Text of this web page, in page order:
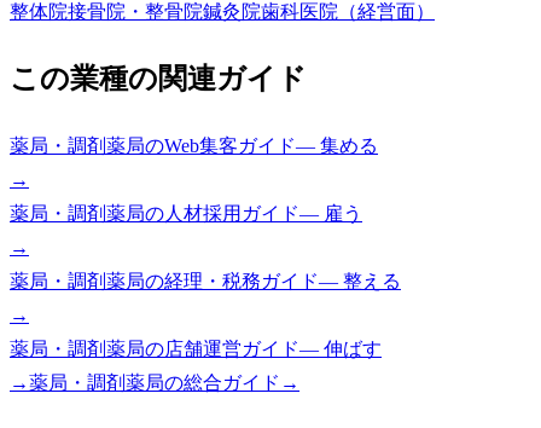
整体院接骨院・整骨院鍼灸院歯科医院（経営面）
この業種の関連ガイド
薬局・調剤薬局のWeb集客ガイド— 集める
→
薬局・調剤薬局の人材採用ガイド— 雇う
→
薬局・調剤薬局の経理・税務ガイド— 整える
→
薬局・調剤薬局の店舗運営ガイド— 伸ばす
→薬局・調剤薬局の総合ガイド →